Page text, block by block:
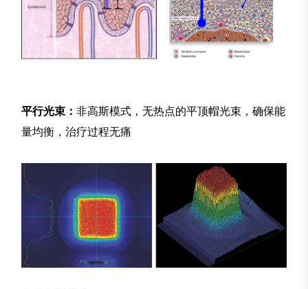
平行光束：非高斯模式，无热点的平顶帽光束，确保能
量均衡，治疗过程无痛